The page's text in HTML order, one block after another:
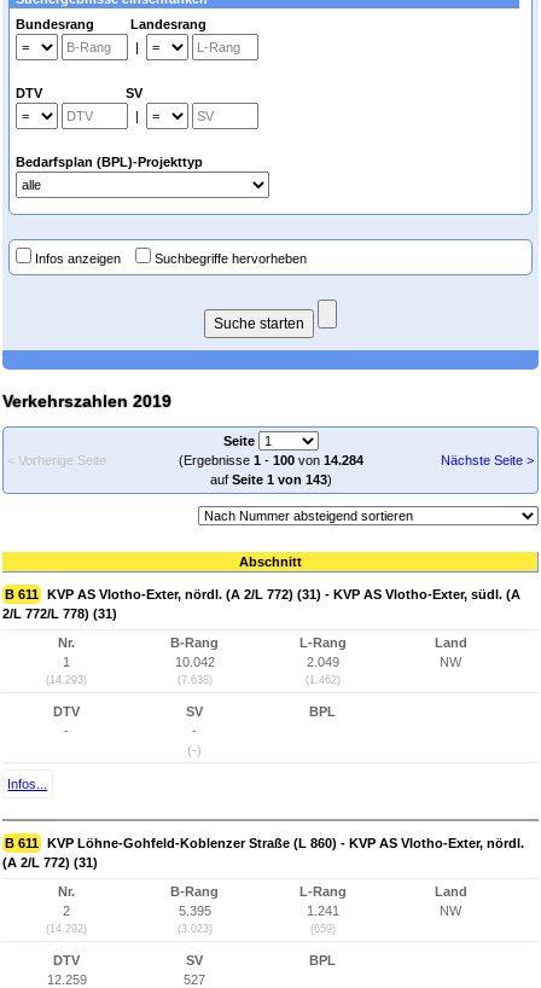
Bundesrang Landesrang
|
DTV SV
|
Bedarfsplan (BPL)-Projekttyp
Infos anzeigen Suchbegriffe hervorheben
Verkehrszahlen 2019
< Vorherige Seite
Seite
(Ergebnisse 1- 100von 14.284
auf Seite 1 von 143)
Nächste Seite >
Abschnitt
B 611 KVP AS Vlotho-Exter, nördl. (A 2/L 772) (31) - KVP AS Vlotho-Exter, südl. (A
2/L 772/L 778) (31)
Nr.
1
(14.293)
B-Rang
10.042
(7.638)
L-Rang
2.049
(1.462)
Land
NW
DTV
-
SV
-
(-)
BPL
Infos...
B 611 KVP Löhne-Gohfeld-Koblenzer Straße (L 860) - KVP AS Vlotho-Exter, nördl.
(A 2/L 772) (31)
Nr.
2
(14.292)
B-Rang
5.395
(3.023)
L-Rang
1.241
(659)
Land
NW
DTV
12.259
SV
527
BPL